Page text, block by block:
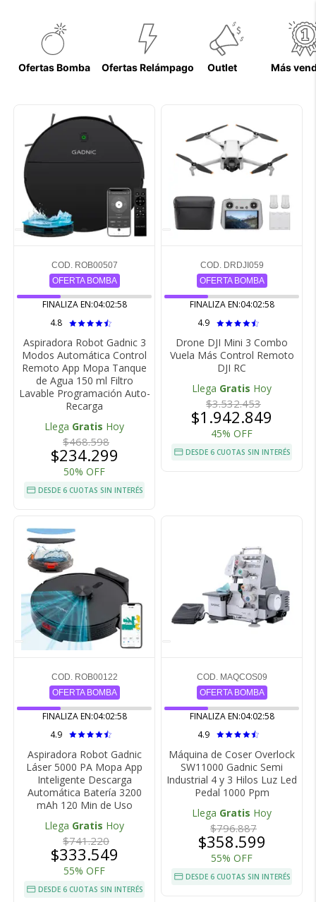
Ofertas Bomba Ofertas Relámpago Outlet Más
COD. ROB00507
OFERTA BOMBA
FINALIZA EN:04:02:57
4.8
Aspiradora Robot Gadnic 3
Modos Automática Control
Remoto App Mopa Tanque
de Agua 150 ml Filtro
Lavable Programación Auto-
Recarga
Llega Gratis Hoy
$468.598
$234.299
50% OFF
DESDE 6 CUOTAS SIN INTERÉS
COD. DRDJI059
OFERTA BOMBA
FINALIZA EN:04:02:57
4.9
Drone DJI Mini 3 Combo
Vuela Más Control Remoto
DJI RC
Llega Gratis Hoy
$3.532.453
$1.942.849
45% OFF
DESDE 6 CUOTAS SIN INTERÉS
COD. ROB00122
OFERTA BOMBA
FINALIZA EN:04:02:57
4.9
Aspiradora Robot Gadnic
Láser 5000 PA Mopa App
Inteligente Descarga
Automática Batería 3200
mAh 120 Min de Uso
Llega Gratis Hoy
$741.220
$333.549
55% OFF
DESDE 6 CUOTAS SIN INTERÉS
COD. MAQCOS09
OFERTA BOMBA
FINALIZA EN:04:02:57
4.9
Máquina de Coser Overlock
SW11000 Gadnic Semi
Industrial 4 y 3 Hilos Luz Led
Pedal 1000 Ppm
Llega Gratis Hoy
$796.887
$358.599
55% OFF
DESDE 6 CUOTAS SIN INTERÉS